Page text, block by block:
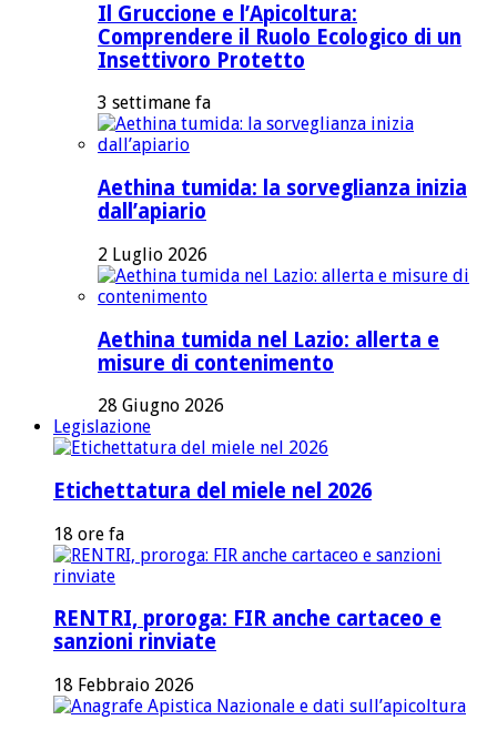
Il Gruccione e l’Apicoltura:
Comprendere il Ruolo Ecologico di un
Insettivoro Protetto
3 settimane fa
Aethina tumida: la sorveglianza inizia
dall’apiario
2 Luglio 2026
Aethina tumida nel Lazio: allerta e
misure di contenimento
28 Giugno 2026
Legislazione
Etichettatura del miele nel 2026
18 ore fa
RENTRI, proroga: FIR anche cartaceo e
sanzioni rinviate
18 Febbraio 2026